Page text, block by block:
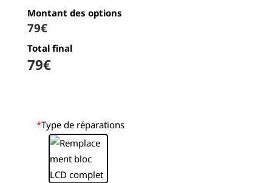
Montant des options
79€
Total final
79€
*Type de réparations